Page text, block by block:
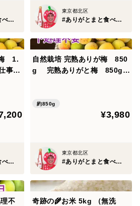
。配送中に割れが発生することも
ご了承ください。箱は、衛生上の
的に再利用しています。
れて密封し、冷蔵庫に保管して下
#ミニトマト #リピトマト #プチ
コクトマ
#ありがとまと食べチョク店
東京都北区
#ありがとまと食べチョク店
1.
事な
ずか
#ありがとまと食べチョク店
自然栽培 完熟ありが梅 850
g 完熟ありがと梅 850g
了3分！カビなど失敗なし
約850g
¥3,980
東京都北区
#ありがとまと食べチョク店
不
奇跡の🌾お米 5kg （無洗